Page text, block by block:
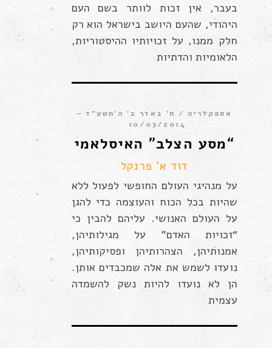
בעבר, אין זכות לוותר בשם העם
היהודי, שהעם היושב בישראל הוא רק
חלק ממנו, על זכויותיו ההיסטוריות,
הלאומיות והדתיות
אספקלריה
ח׳ באדר ב׳ ה׳תשע״ד –
10/03/2014
“מסע הצלב” האיסלאמי
דוד א' פרנקל
על מנהיגי העולם החופשי לפעול ללא
שהיות בכל הכוח והעוצמה כדי להגן
על העולם האנושי. עליהם להבין כי
“זכויות האדם” על מגילותיהן,
אמנותיהן, הצהרותיהן ופסיקותיהן,
נועדו לשמש את אלה שמכבדים אותן.
הן לא נועדו להיות נשק להשמדה
עצמית